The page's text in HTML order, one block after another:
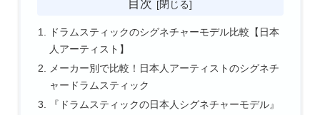
目次
ドラムスティックのシグネチャーモデル比較【日本
人アーティスト】
メーカー別で比較！日本人アーティストのシグネチ
ャードラムスティック
『ドラムスティックの日本人シグネチャーモデル』